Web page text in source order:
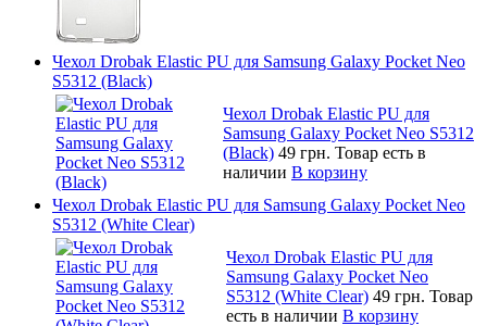
Чехол Drobak Elastic PU для Samsung Galaxy Pocket Neo
S5312 (Black)
Чехол Drobak Elastic PU для
Samsung Galaxy Pocket Neo S5312
(Black) 49 грн. Товар есть в
наличии В корзину
Чехол Drobak Elastic PU для Samsung Galaxy Pocket Neo
S5312 (White Clear)
Чехол Drobak Elastic PU для
Samsung Galaxy Pocket Neo
S5312 (White Clear) 49 грн. Товар
есть в наличии В корзину